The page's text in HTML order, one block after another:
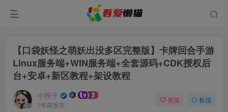
【口袋妖怪之萌妖出没多区完整版】卡牌回合手游
Linux服务端+WIN服务端+全套源码+CDK授权后
台+安卓+新区教程+架设教程
小狸子
1年前发布
关注 私信